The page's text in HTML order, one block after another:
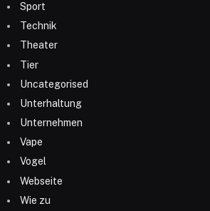
Sport
Technik
Theater
Tier
Uncategorised
Unterhaltung
Unternehmen
Vape
Vogel
Webseite
Wie zu